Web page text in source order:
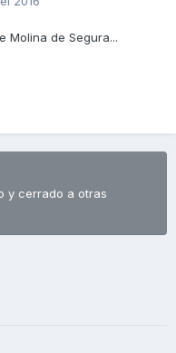
Molina de Segura...
y cerrado a otras